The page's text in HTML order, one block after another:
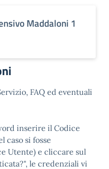
Maddaloni 1
FAQ ed eventuali
inserire il Codice
caso si fosse
Utente) e cliccare sul
le credenziali vi